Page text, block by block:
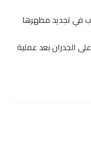
في تجديد مظهرها
بعد عملية